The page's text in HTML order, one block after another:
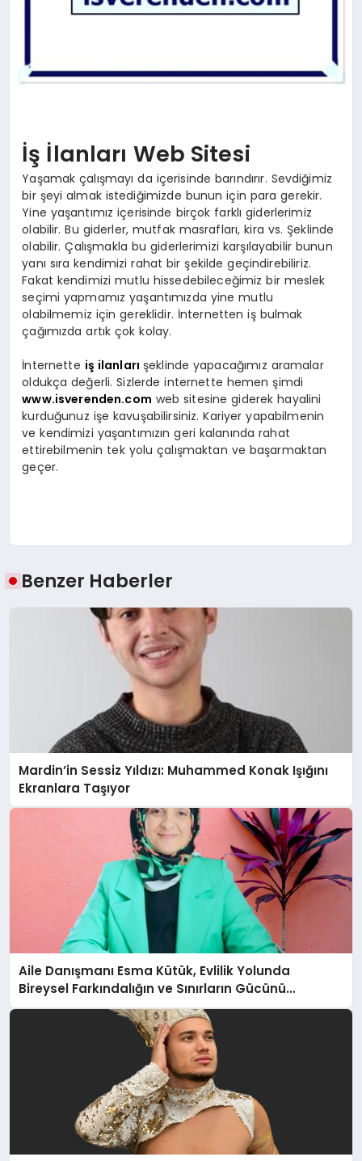
İş İlanları Web Sitesi
Yaşamak çalışmayı da içerisinde barındırır. Sevdiğimiz
bir şeyi almak istediğimizde bunun için para gerekir.
Yine yaşantımız içerisinde birçok farklı giderlerimiz
olabilir. Bu giderler, mutfak masrafları, kira vs. Şeklinde
olabilir. Çalışmakla bu giderlerimizi karşılayabilir bunun
yanı sıra kendimizi rahat bir şekilde geçindirebiliriz.
Fakat kendimizi mutlu hissedebileceğimiz bir meslek
seçimi yapmamız yaşantımızda yine mutlu
olabilmemiz için gereklidir. İnternetten iş bulmak
çağımızda artık çok kolay.
İnternette iş ilanları şeklinde yapacağımız aramalar
oldukça değerli. Sizlerde internette hemen şimdi
www.isverenden.com web sitesine giderek hayalini
kurduğunuz işe kavuşabilirsiniz. Kariyer yapabilmenin
ve kendimizi yaşantımızın geri kalanında rahat
ettirebilmenin tek yolu çalışmaktan ve başarmaktan
geçer.
Benzer Haberler
Mardin’in Sessiz Yıldızı: Muhammed Konak Işığını
Ekranlara Taşıyor
Aile Danışmanı Esma Kütük, Evlilik Yolunda
Bireysel Farkındalığın ve Sınırların Gücünü
Anlatıyor